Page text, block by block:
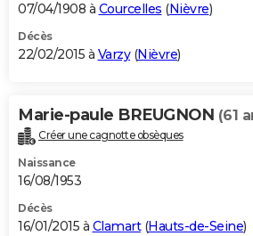
07/04/1908 à Courcelles (Nièvre)
Décès
22/02/2015 à Varzy(Nièvre)
Marie-paule BREUGNON (61
Créer une cagnotte obsèques
Naissance
16/08/1953
Décès
16/01/2015 à Clamart(Hauts-de-Seine)